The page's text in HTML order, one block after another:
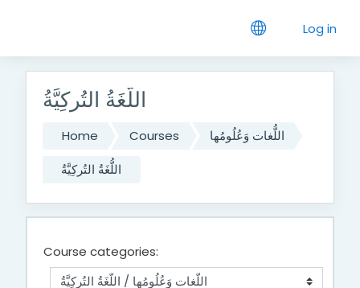
Log in
اللُّغَةُ التُركِيَّةُ
Home Courses
اللُّغات وَعُلُومُها
اللُّغَةُ التُركِيَّةُ
Course categories: